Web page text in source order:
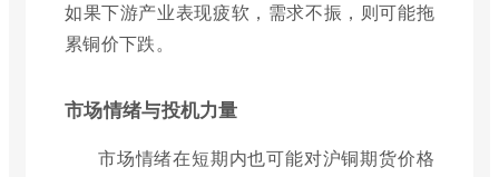
如果下游产业表现疲软，需求不振，则可能拖
累铜价下跌。
市场情绪与投机力量
市场情绪在短期内也可能对沪铜期货价格